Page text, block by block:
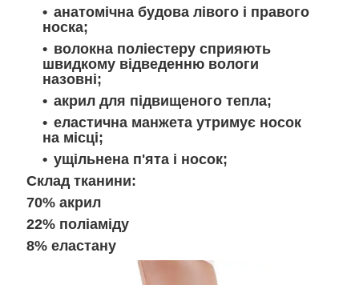
анатомічна будова лівого і правого
носка;
волокна поліестеру сприяють
швидкому відведенню вологи
назовні;
акрил для підвищеного тепла;
еластична манжета утримує носок
на місці;
ущільнена п'ята і носок;
Склад тканини:
70% акрил
22% поліаміду
8% еластану